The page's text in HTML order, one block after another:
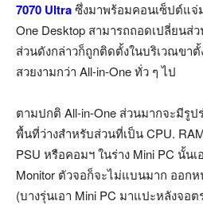
7070 Ultraซึ่งมาพร้อมคอนเซ็ปต์แจ่
One Desktop สามารถถอดเปลี่ยนส่
ส่วนดังกล่าวก็ถูกติดตั้งในบริเวณขา
สวยงามกว่า All-in-One ทั่ว ๆ ไป
ตามปกติ All-in-One ส่วนมากจะมีรูปร่
พื้นที่ว่างสำหรับส่วนที่เป็น CPU.
PSU หรือคอมฯ ในร่าง Mini PC นั้น
Monitor ตัวจอก็จะไม่แบนมาก ออกห
(บางรุ่นเอา Mini PC มาแปะหลังจ